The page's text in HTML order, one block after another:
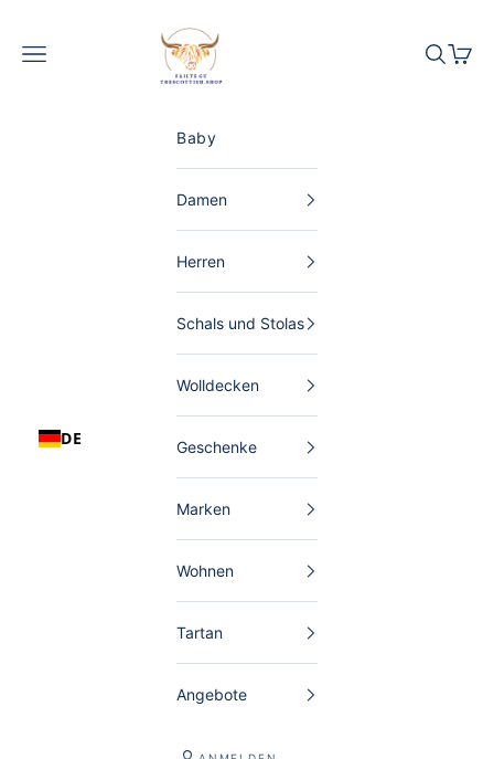
The Scottish Shop Deutschland
DE
Menü Suchen
Baby
Damen
Herren
Schals und Stolas
Wolldecken
Geschenke
Marken
Wohnen
Tartan
Angebote